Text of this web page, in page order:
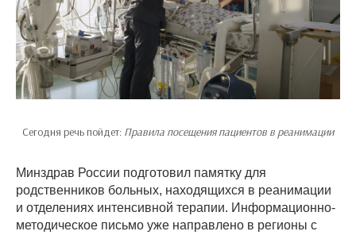
Сегодня речь пойдет: Правила посещения пациентов в реанимации
Минздрав России подготовил памятку для
родственников больных, находящихся в реанимации
и отделениях интенсивной терапии. Информационно-
методическое письмо уже направлено в регионы с